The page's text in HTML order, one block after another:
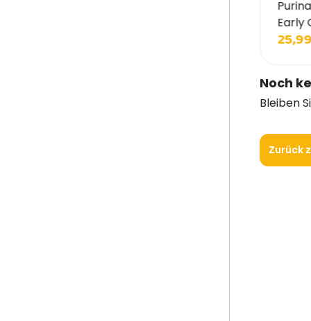
Early
Noch
Bleiben
Zurück